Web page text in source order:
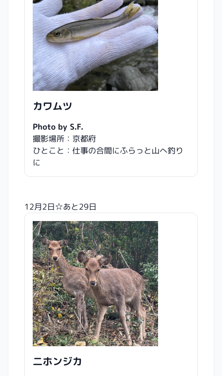
カワムツ
Photo by S.F.
撮影場所：京都府
ひとこと：仕事の合間にふらっと山へ釣り
に
12月2日☆あと29日
二ホンジカ